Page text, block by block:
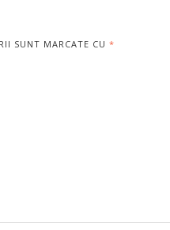
SUNT MARCATE CU *